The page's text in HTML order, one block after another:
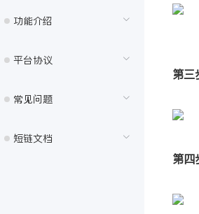
功能介绍
平台协议
常见问题
短链文档
第三
第四